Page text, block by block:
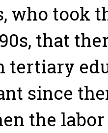
who took
that
tertiary
since
the